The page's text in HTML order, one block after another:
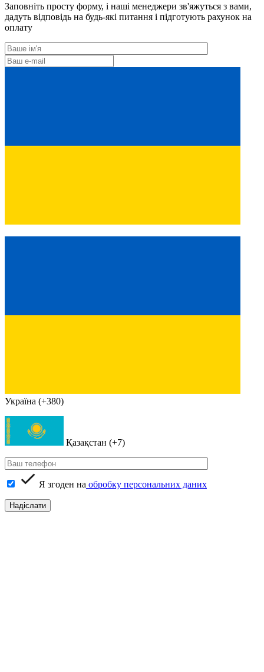
Заповніть просту форму, і наші менеджери зв'яжуться з вами,
дадуть відповідь на будь-які питання і підготують рахунок на
оплату
Україна (+380)
Қазақстан (+7)
Я згоден на обробку персональних даних